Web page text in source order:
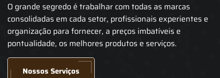
O grande segredo é trabalhar com todas as marcas
consolidadas em cada setor, profissionais experientes e
organização para fornecer, a preços imbatíveis e
pontualidade, os melhores produtos e serviços.
Nossos Serviços